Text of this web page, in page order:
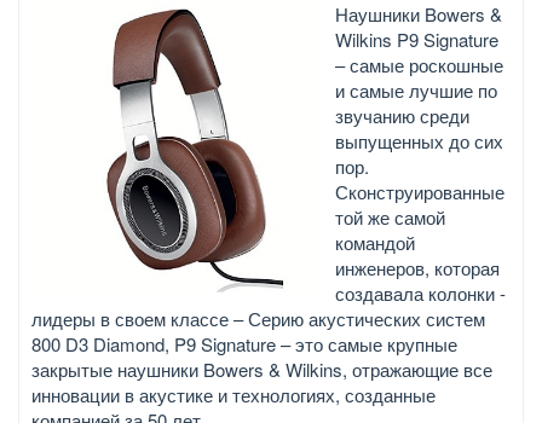
Наушники Bowers &
Wilkins P9 Signature
– самые роскошные
и самые лучшие по
звучанию среди
выпущенных до сих
пор.
Сконструированные
той же самой
командой
инженеров, которая
создавала колонки -
лидеры в своем классе – Серию акустических систем
800 D3 Diamond, P9 Signature – это самые крупные
закрытые наушники Bowers & Wilkins, отражающие все
инновации в акустике и технологиях, созданные